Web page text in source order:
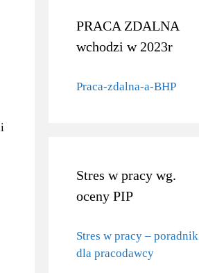
PRACA ZDALNA
wchodzi w 2023r
Praca-zdalna-a-BHP
Stres w pracy wg.
oceny PIP
Stres w pracy – poradnik
dla pracodawcy